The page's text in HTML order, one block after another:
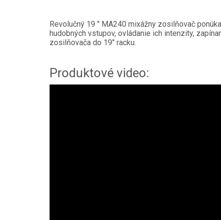
Revolučný 19 " MA240 mixážny zosilňovač
hudobných vstupov, ovládanie ich intenzity,
zosilňovača do 19" racku.
Produktové video: